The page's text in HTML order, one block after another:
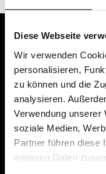
Diese Webseite
Wir verwenden
personalisieren,
zu können und die
analysieren.
Verwendung unserer
soziale Medien,
Partner führen diese
weiteren Daten
Das erste Depot in
0€
knapp 2000